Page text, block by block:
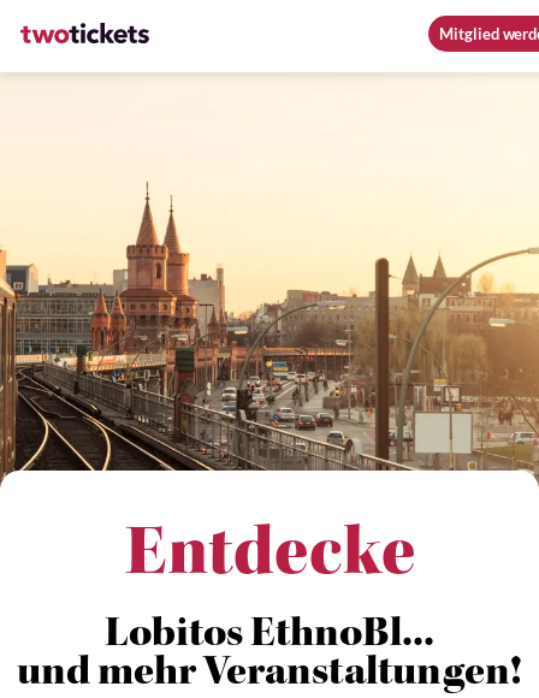
Mitglied
Entdecke
Lobitos EthnoBl...
und mehr Veranstaltungen!